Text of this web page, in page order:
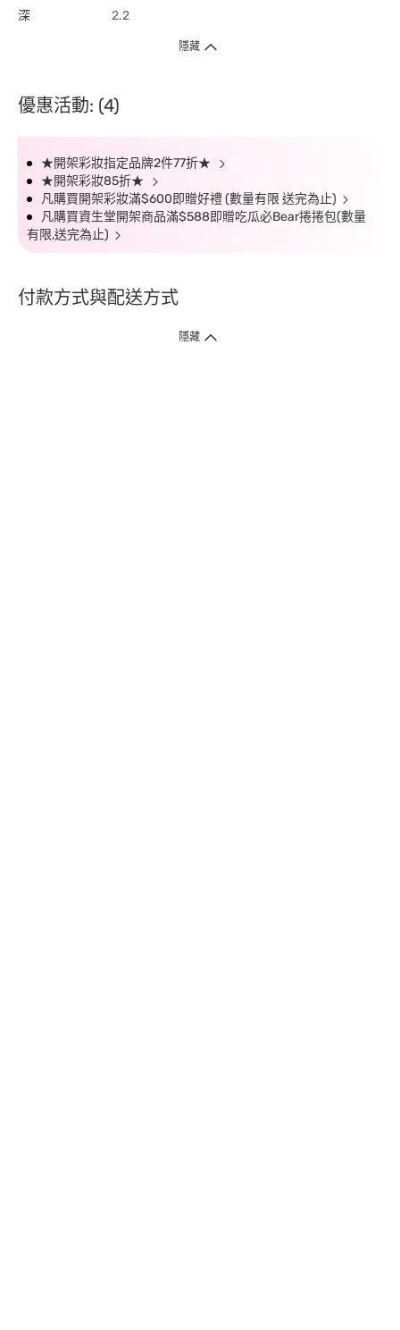
深 2.2
隱藏
優惠活動: (4)
★開架彩妝指定品牌2件77折★
★開架彩妝85折★
凡購買開架彩妝滿$600即贈好禮 (數量有限 送完為止)
凡購買資生堂開架商品滿$588即贈吃瓜必Bear捲捲包(數量
有限,送完為止)
付款方式與配送方式
隱藏